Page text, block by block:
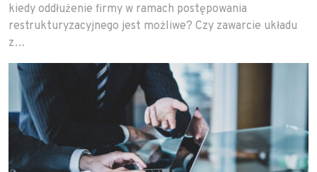
kiedy oddłużenie firmy w ramach postępowania
restrukturyzacyjnego jest możliwe? Czy zawarcie układu
z…